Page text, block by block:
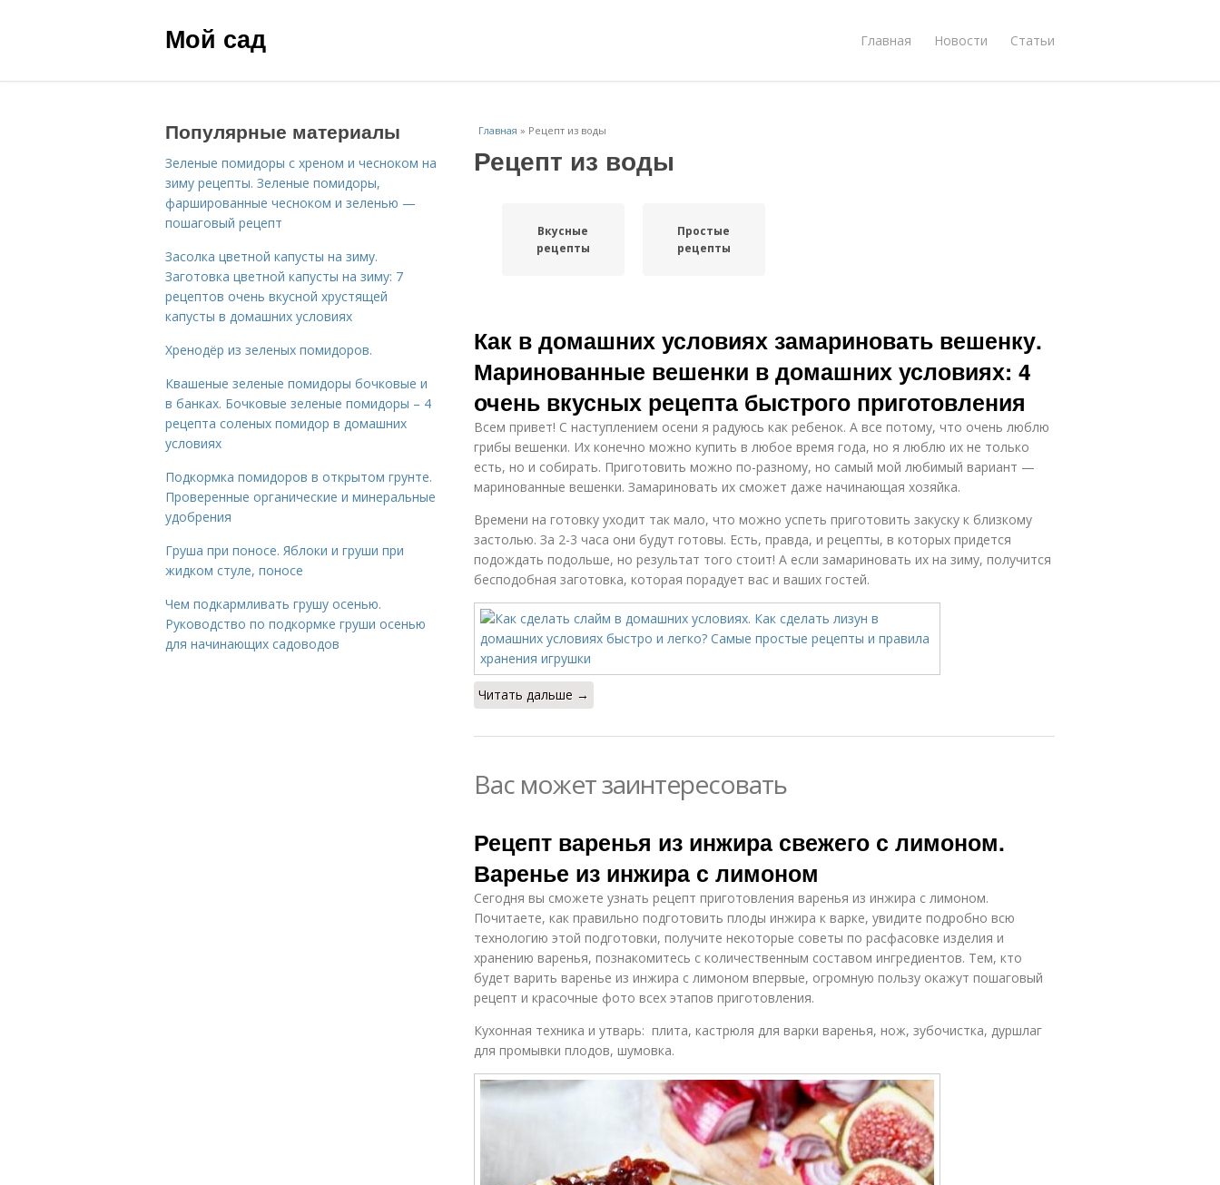
Мой сад Главная Новости Статьи
Главная » Рецепт из воды
Рецепт из воды
Вкусные
рецепты
Простые
рецепты
Как в домашних условиях замариновать вешенку.
Маринованные вешенки в домашних условиях: 4
очень вкусных рецепта быстрого приготовления
Всем привет! С наступлением осени я радуюсь как ребенок. А все потому, что очень люблю
грибы вешенки. Их конечно можно купить в любое время года, но я люблю их не только
есть, но и собирать. Приготовить можно по-разному, но самый мой любимый вариант —
маринованные вешенки. Замариновать их сможет даже начинающая хозяйка.
Времени на готовку уходит так мало, что можно успеть приготовить закуску к близкому
застолью. За 2-3 часа они будут готовы. Есть, правда, и рецепты, в которых придется
подождать подольше, но результат того стоит! А если замариновать их на зиму, получится
бесподобная заготовка, которая порадует вас и ваших гостей.
Читать дальше →
Вас может заинтересовать
Рецепт варенья из инжира свежего с лимоном.
Варенье из инжира с лимоном
Сегодня вы сможете узнать рецепт приготовления варенья из инжира с лимоном.
Почитаете, как правильно подготовить плоды инжира к варке, увидите подробно всю
технологию этой подготовки, получите некоторые советы по расфасовке изделия и
хранению варенья, познакомитесь с количественным составом ингредиентов. Тем, кто
будет варить варенье из инжира с лимоном впервые, огромную пользу окажут пошаговый
рецепт и красочные фото всех этапов приготовления.
Кухонная техника и утварь: плита, кастрюля для варки варенья, нож, зубочистка, дуршлаг
для промывки плодов, шумовка.
Популярные материалы
Зеленые помидоры с хреном и чесноком на
зиму рецепты. Зеленые помидоры,
фаршированные чесноком и зеленью —
пошаговый рецепт
Засолка цветной капусты на зиму.
Заготовка цветной капусты на зиму: 7
рецептов очень вкусной хрустящей
капусты в домашних условиях
Хренодёр из зеленых помидоров.
Квашеные зеленые помидоры бочковые и
в банках. Бочковые зеленые помидоры – 4
рецепта соленых помидор в домашних
условиях
Подкормка помидоров в открытом грунте.
Проверенные органические и минеральные
удобрения
Груша при поносе. Яблоки и груши при
жидком стуле, поносе
Чем подкармливать грушу осенью.
Руководство по подкормке груши осенью
для начинающих садоводов